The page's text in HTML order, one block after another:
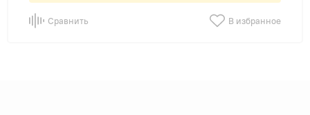
Сравнить В избранное